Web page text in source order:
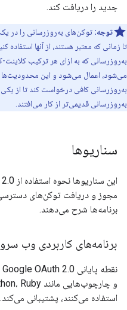
جدید را دریافت کند.
توجه: توکن‌های به‌روزرسانی را در
تا زمانی که معتبر هستند، از آنها
به‌روزرسانی که به ازای هر ترکیب کلاینت-
می‌شود، اعمال می‌شود و این محدودیت‌ها
به‌روزرسانی کافی درخواست کند تا از
به‌روزرسانی قدیمی‌تر از کار می‌افتند.
سناریوها
مجوز و دریافت توکن‌های
برنامه‌ها شرح می‌دهند.
برنامه‌های کاربردی وب
استفاده می‌کنند، پشتیبانی می‌کند.